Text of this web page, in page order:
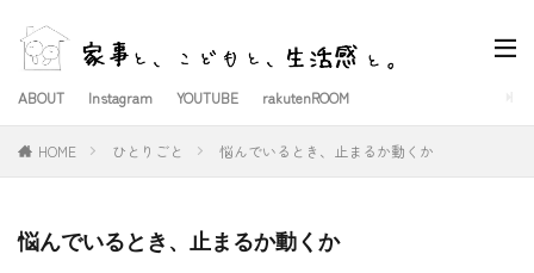
ABOUT Instagram YOUTUBE rakutenROOM
HOME ひとりごと 悩んでいるとき、止まるか動くか
悩んでいるとき、止まるか動くか